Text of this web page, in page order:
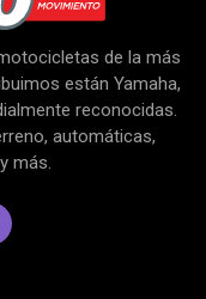
de la más
están Yamaha,
reconocidas.
automáticas,
más.